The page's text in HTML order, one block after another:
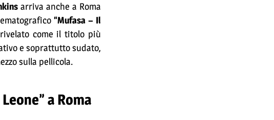
arriva anche a Roma
“Mufasa – Il
come il titolo più
e soprattutto sudato,
sulla pellicola.
a Roma